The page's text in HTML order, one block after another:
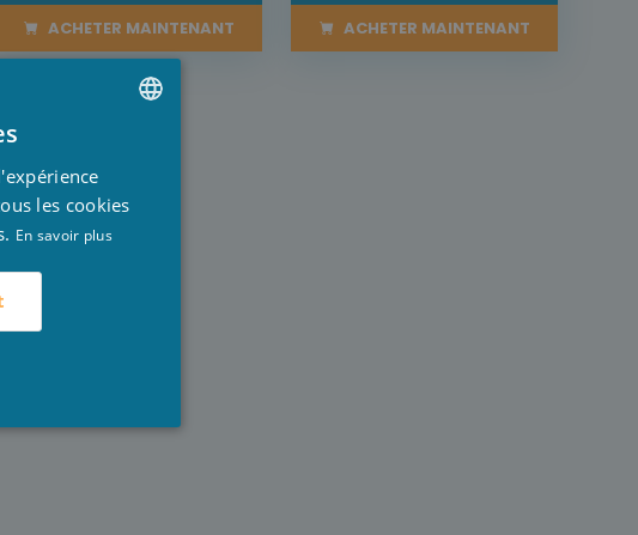
ACHETER MAINTENANT ACHETER MAINTENANT
ENGLISH
les cookies
En savoir plus